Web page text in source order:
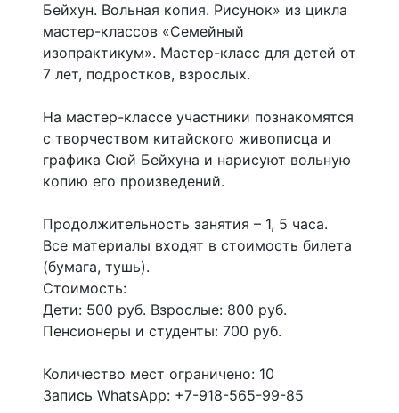
Бейхун. Вольная копия. Рисунок» из цикла
мастер-классов «Семейный
изопрактикум». Мастер-класс для детей от
7 лет, подростков, взрослых.
На мастер-классе участники познакомятся
с творчеством китайского живописца и
графика Сюй Бейхуна и нарисуют вольную
копию его произведений.
Продолжительность занятия – 1, 5 часа.
Все материалы входят в стоимость билета
(бумага, тушь).
Стоимость:
Дети: 500 руб. Взрослые: 800 руб.
Пенсионеры и студенты: 700 руб.
Количество мест ограничено: 10
Запись WhatsApp: +7-918-565-99-85